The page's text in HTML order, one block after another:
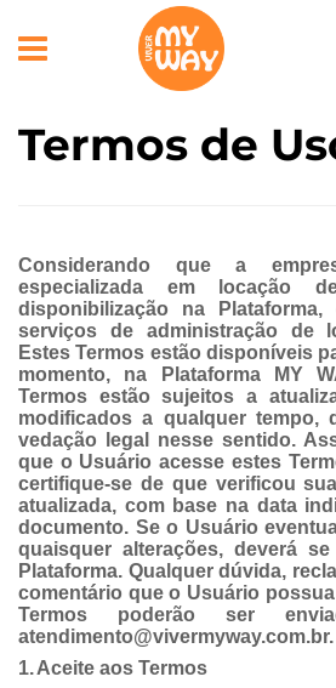
Termos de
Considerando que a
especializada em locação
disponibilização na
serviços de administração de
Estes Termos estão disponíveis
momento, na Plataforma MY
Termos estão sujeitos a
modificados a qualquer tempo,
vedação legal nesse sentido.
que o Usuário acesse estes
certifique-se de que verificou
atualizada, com base na data
documento. Se o Usuário
quaisquer alterações, deverá
Plataforma. Qualquer dúvida,
comentário que o Usuário
Termos poderão ser
atendimento@vivermyway.com.br.
1.Aceite aos Termos